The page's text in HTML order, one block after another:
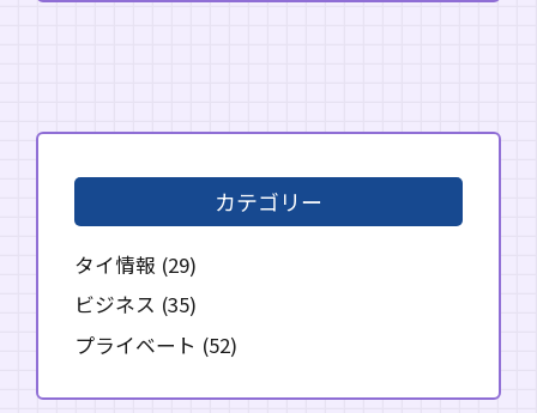
カテゴリー
タイ情報 (29)
ビジネス (35)
プライベート (52)